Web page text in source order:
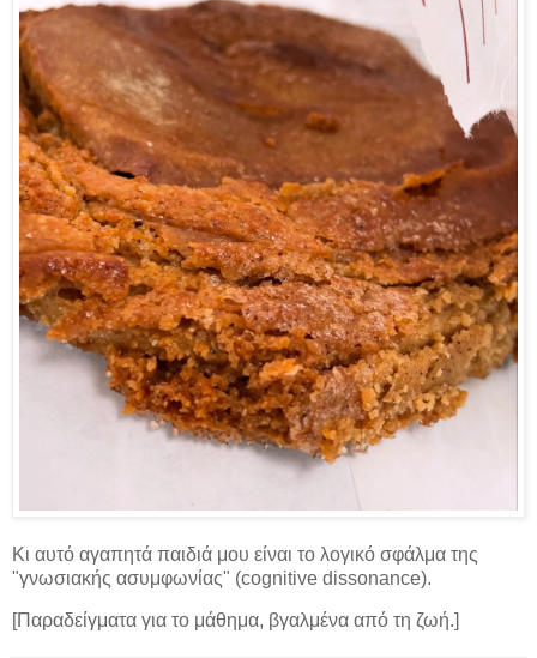
Κι αυτό αγαπητά παιδιά μου είναι το λογικό σφάλμα της
"γνωσιακής ασυμφωνίας" (cognitive dissonance).
[Παραδείγματα για το μάθημα, βγαλμένα από τη ζωή.]